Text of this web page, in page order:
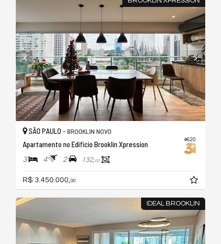
#620
SÃO PAULO - BROOKLIN NOVO
Apartamento no Edifício Brooklin Xpression
3 4 2 132,00
R$ 3.450.000, 00
IDEAL BROOKLIN